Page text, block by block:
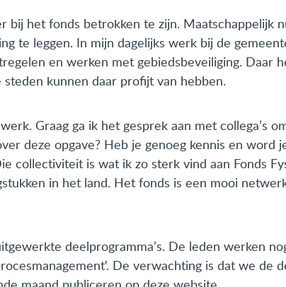
bij het fonds betrokken te zijn. Maatschappelijk
te leggen. In mijn dagelijks werk bij de
en werken met gebiedsbeveiliging. Daar
kunnen daar profijt van hebben.
Graag ga ik het gesprek aan met collega’s
deze opgave? Heb je genoeg kennis en word
collectiviteit is wat ik zo sterk vind aan Fonds
in het land. Het fonds is een mooi
deelprogramma’s. De leden werken
De verwachting is dat we de